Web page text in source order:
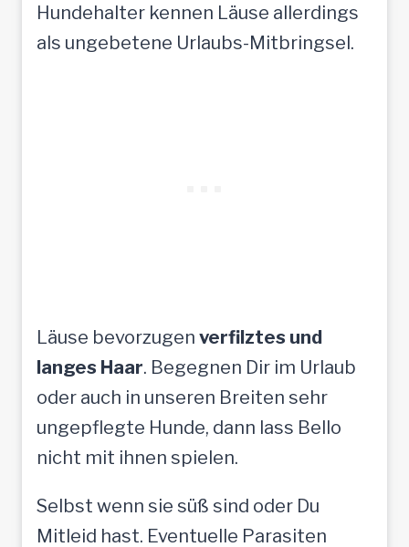
Hundehalter kennen Läuse allerdings
als ungebetene Urlaubs-Mitbringsel.
Läuse bevorzugen verfilztes und
langes Haar. Begegnen Dir im Urlaub
oder auch in unseren Breiten sehr
ungepflegte Hunde, dann lass Bello
nicht mit ihnen spielen.
Selbst wenn sie süß sind oder Du
Mitleid hast. Eventuelle Parasiten